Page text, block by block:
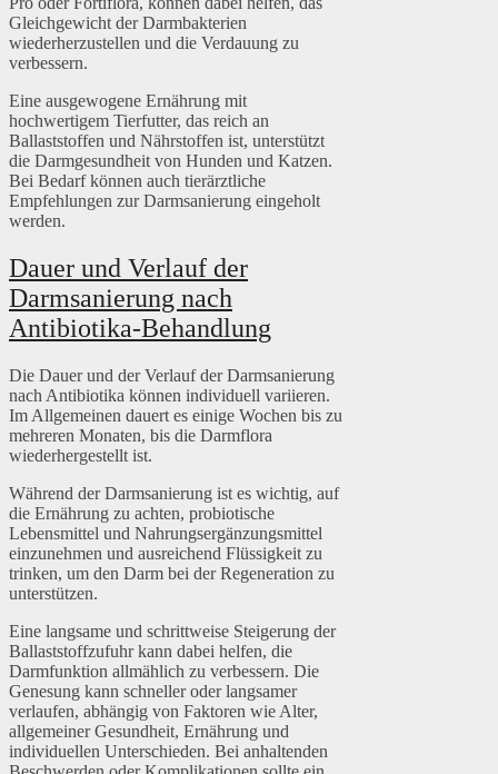
Gleichgewicht der Darmbakterien
wiederherzustellen und die Verdauung zu
verbessern.
Eine ausgewogene Ernährung mit
hochwertigem Tierfutter, das reich an
Ballaststoffen und Nährstoffen ist, unterstützt
die Darmgesundheit von Hunden und Katzen.
Bei Bedarf können auch tierärztliche
Empfehlungen zur Darmsanierung eingeholt
werden.
Dauer und Verlauf der
Darmsanierung nach
Antibiotika-Behandlung
Die Dauer und der Verlauf der Darmsanierung
nach Antibiotika können individuell variieren.
Im Allgemeinen dauert es einige Wochen bis zu
mehreren Monaten, bis die Darmflora
wiederhergestellt ist.
Während der Darmsanierung ist es wichtig, auf
die Ernährung zu achten, probiotische
Lebensmittel und Nahrungsergänzungsmittel
einzunehmen und ausreichend Flüssigkeit zu
trinken, um den Darm bei der Regeneration zu
unterstützen.
Eine langsame und schrittweise Steigerung der
Ballaststoffzufuhr kann dabei helfen, die
Darmfunktion allmählich zu verbessern. Die
Genesung kann schneller oder langsamer
verlaufen, abhängig von Faktoren wie Alter,
allgemeiner Gesundheit, Ernährung und
individuellen Unterschieden. Bei anhaltenden